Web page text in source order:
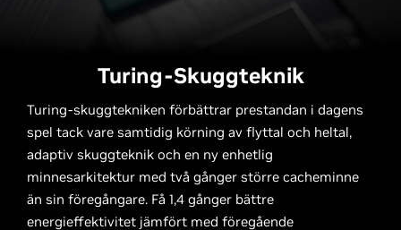
Turing-Skuggteknik
Turing-skuggtekniken förbättrar prestandan i dagens
spel tack vare samtidig körning av flyttal och heltal,
adaptiv skuggteknik och en ny enhetlig
minnesarkitektur med två gånger större cacheminne
än sin föregångare. Få 1,4 gånger bättre
energieffektivitet jämfört med föregående